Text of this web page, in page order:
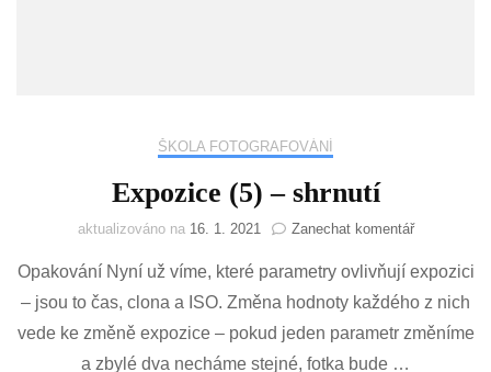
ŠKOLA FOTOGRAFOVÁNÍ
Expozice (5) – shrnutí
aktualizováno na 16. 1. 2021 Zanechat komentářna
(5)
Opakování Nyní už víme, které parametry ovlivňují expozici
– jsou to čas, clona a ISO. Změna hodnoty každého z nich
vede ke změně expozice – pokud jeden parametr změníme
a zbylé dva necháme stejné, fotka bude …